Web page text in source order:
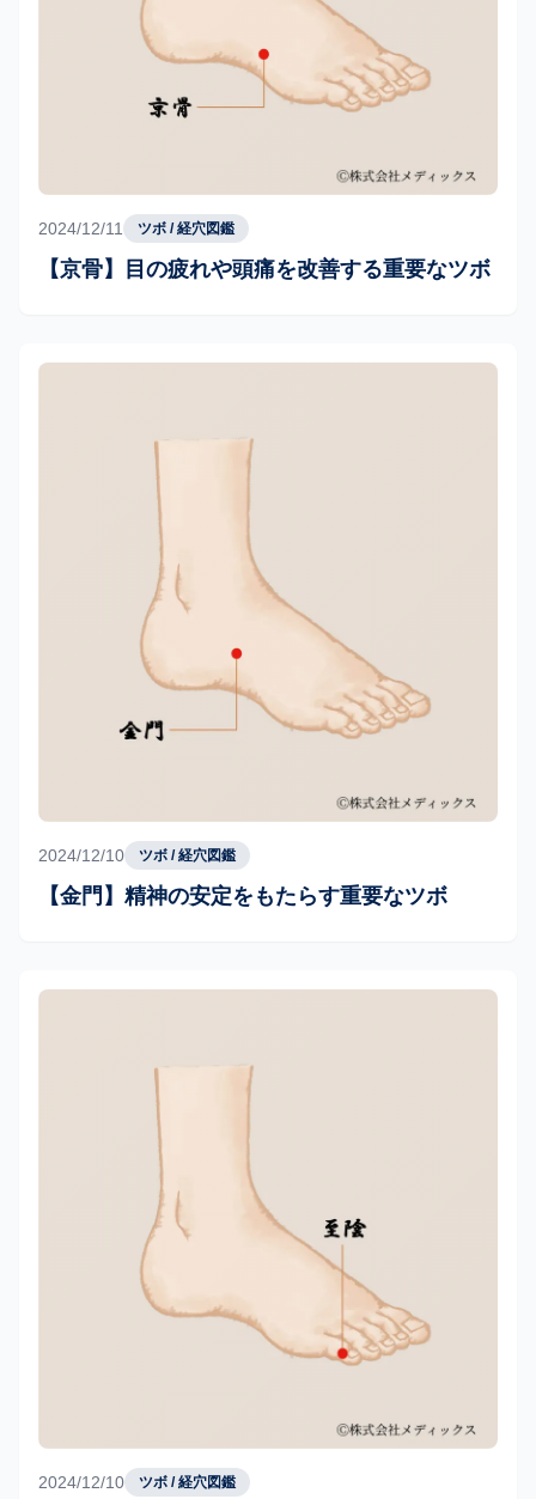
2024/12/11 ツボ / 経穴図鑑
【京骨】目の疲れや頭痛を改善する重要なツボ
2024/12/10 ツボ / 経穴図鑑
【金門】精神の安定をもたらす重要なツボ
2024/12/10 ツボ / 経穴図鑑